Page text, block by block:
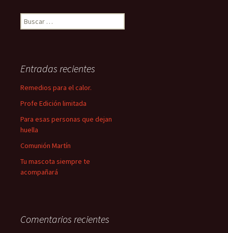
Buscar:
Entradas recientes
Remedios para el calor.
Profe Edición limitada
Para esas personas que dejan
huella
Comunión Martín
Tu mascota siempre te
acompañará
Comentarios recientes